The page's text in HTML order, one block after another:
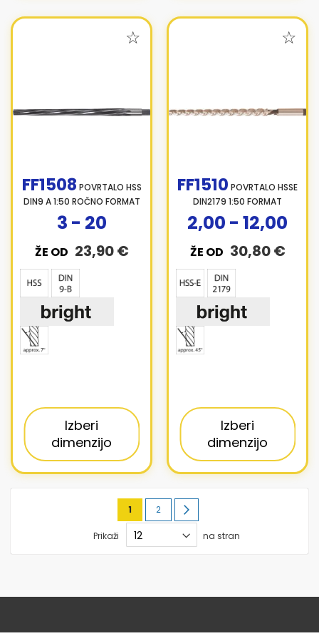
FF1508 POVRTALO HSS
DIN9 A 1:50 ROČNO FORMAT
ŽE OD 23,90 €
3 - 20
Izberi
dimenzijo
FF1510 POVRTALO HSSE
DIN2179 1:50 FORMAT
ŽE OD 30,80 €
2,00 - 12,00
Izberi
dimenzijo
Stran
Trenutno
berete
1 Stran
2
Prikaži na stran